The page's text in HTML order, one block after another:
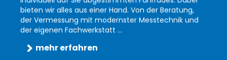
bieten wir alles aus einer Hand. Von der Beratung,
der Vermessung mit modernster Messtechnik und
der eigenen Fachwerkstatt ...
mehr erfahren